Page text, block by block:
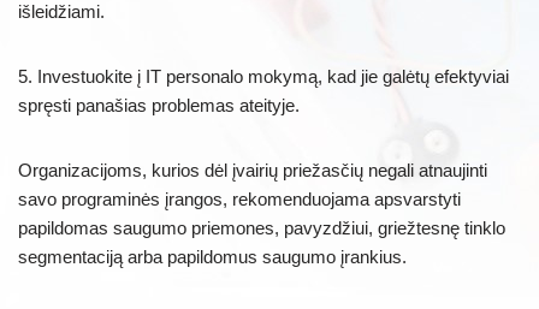
išleidžiami.
5. Investuokite į IT personalo mokymą, kad jie galėtų efektyviai
spręsti panašias problemas ateityje.
Organizacijoms, kurios dėl įvairių priežasčių negali atnaujinti
savo programinės įrangos, rekomenduojama apsvarstyti
papildomas saugumo priemones, pavyzdžiui, griežtesnę tinklo
segmentaciją arba papildomus saugumo įrankius.